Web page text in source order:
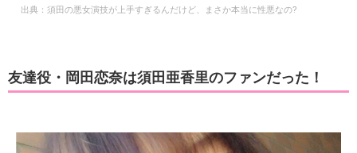
出典： 須田の悪女演技が上手すぎるんだけど、まさか本当に性悪なの?
友達役・岡田恋奈は須田亜香里のファンだった！